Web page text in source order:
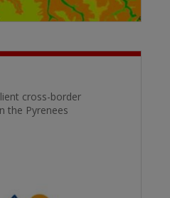
cross-border
the Pyrenees